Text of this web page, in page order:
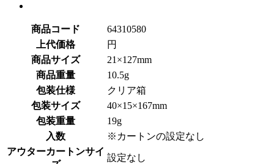
商品コード
64310580
上代価格
円
商品サイズ
21×127mm
商品重量
10.5g
包装仕様
クリア箱
包装サイズ
40×15×167mm
包装重量
19g
入数
※カートンの設定なし
アウターカートンサイ
設定なし